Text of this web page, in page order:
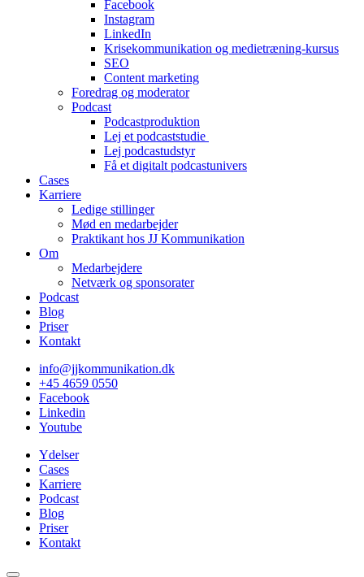
Facebook
Instagram
LinkedIn
Krisekommunikation og medietræning-kursus
SEO
Content marketing
Foredrag og moderator
Podcast
Podcastproduktion
Lej et podcaststudie
Lej podcastudstyr
Få et digitalt podcastunivers
Cases
Karriere
Ledige stillinger
Mød en medarbejder
Praktikant hos JJ Kommunikation
Om
Medarbejdere
Netværk og sponsorater
Podcast
Blog
Priser
Kontakt
info@jjkommunikation.dk
+45 4659 0550
Facebook
Linkedin
Youtube
Ydelser
Cases
Karriere
Podcast
Blog
Priser
Kontakt